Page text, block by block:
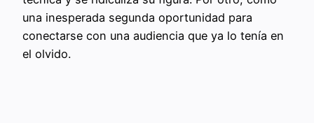
una inesperada segunda oportunidad para
conectarse con una audiencia que ya lo tenía en
el olvido.